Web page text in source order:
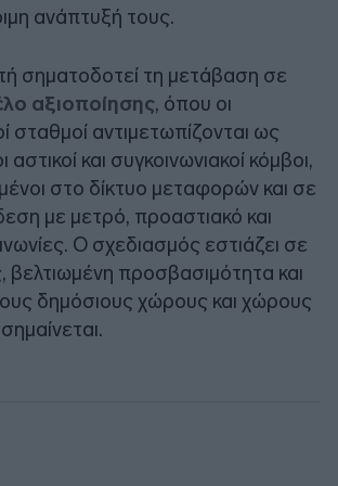
ανάπτυξή τους.
σηματοδοτεί τη μετάβαση σε
αξιοποίησης, όπου οι
σταθμοί αντιμετωπίζονται ως
και συγκοινωνιακοί κόμβοι,
στο δίκτυο μεταφορών και σε
με μετρό, προαστιακό και
Ο σχεδιασμός εστιάζει σε
βελτιωμένη προσβασιμότητα και
δημόσιους χώρους και χώρους